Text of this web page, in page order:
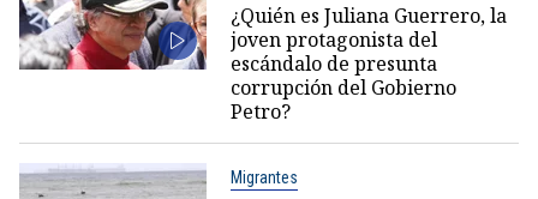
¿Quién es Juliana Guerrero, la
joven protagonista del
escándalo de presunta
corrupción del Gobierno
Petro?
Migrantes